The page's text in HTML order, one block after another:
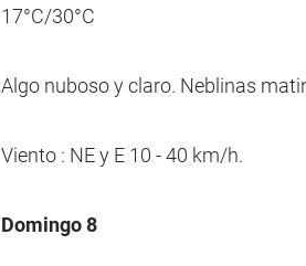
17°C/30°C
Algo nuboso y claro. Neblinas
Viento : NE y E 10 - 40 km/h.
Domingo 8